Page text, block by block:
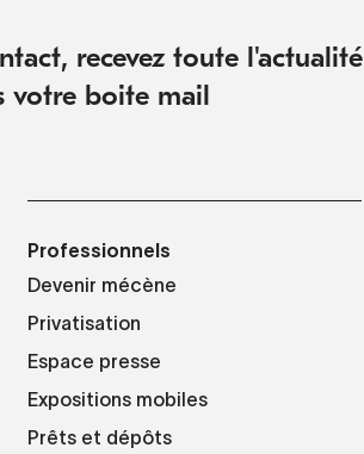
recevez toute l'actualité
votre boite mail
Professionnels
Devenir mécène
Privatisation
Espace presse
Expositions mobiles
Prêts et dépôts